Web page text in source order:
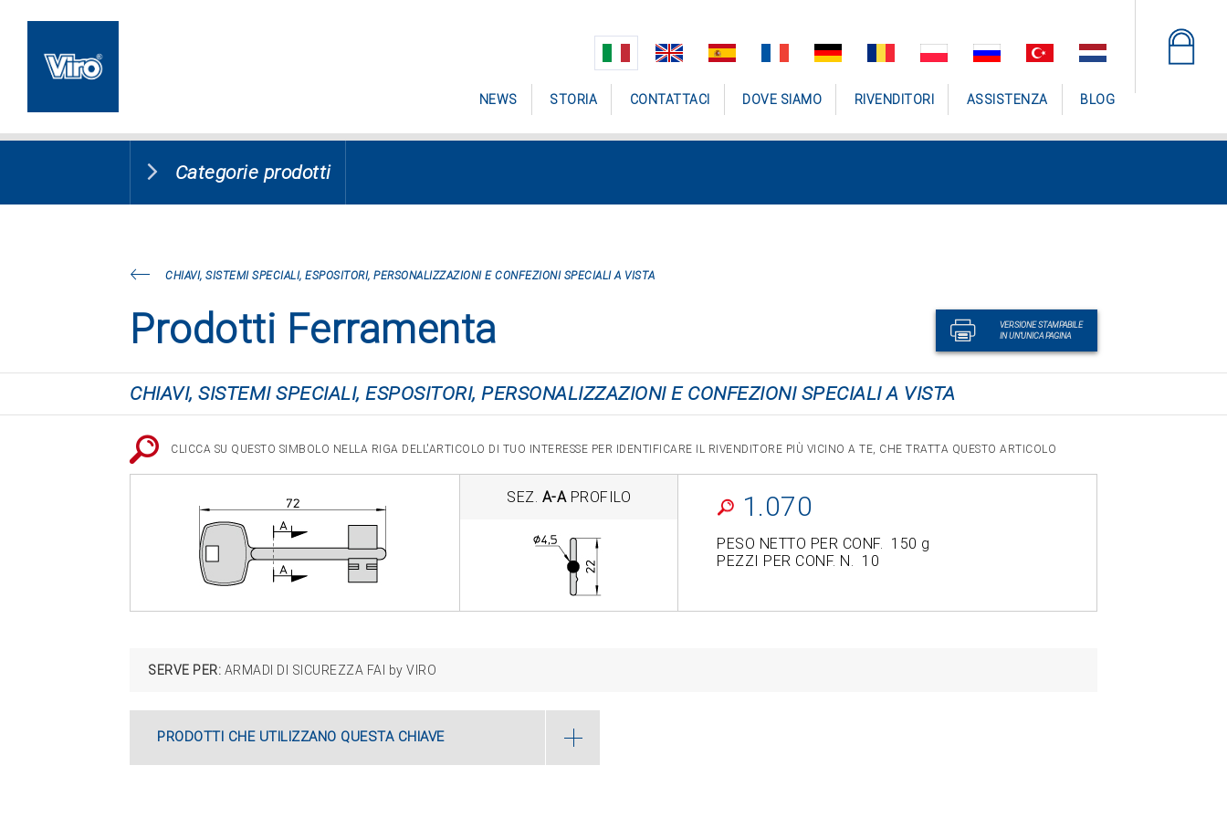
NEWS STORIA CONTATTACI DOVE SIAMO RIVENDITORI ASSISTENZA BLOG
Categorie prodotti
CHIAVI, SISTEMI SPECIALI, ESPOSITORI, PERSONALIZZAZIONI E CONFEZIONI SPECIALI A VISTA
Prodotti Ferramenta
VERSIONE STAMPABILE
IN UN'UNICA PAGINA
CHIAVI, SISTEMI SPECIALI, ESPOSITORI, PERSONALIZZAZIONI E CONFEZIONI SPECIALI A VISTA
CLICCA SU QUESTO SIMBOLO NELLA RIGA DELL'ARTICOLO DI TUO INTERESSE PER IDENTIFICARE IL RIVENDITORE PIÙ VICINO A TE, CHE TRATTA QUESTO ARTICOLO
SEZ. A-APROFILO 1.070
PESO NETTO PER CONF. 150 g
PEZZI PER CONF. N. 10
SERVE PER: ARMADI DI SICUREZZA FAI by VIRO
PRODOTTI CHE UTILIZZANO QUESTA CHIAVE